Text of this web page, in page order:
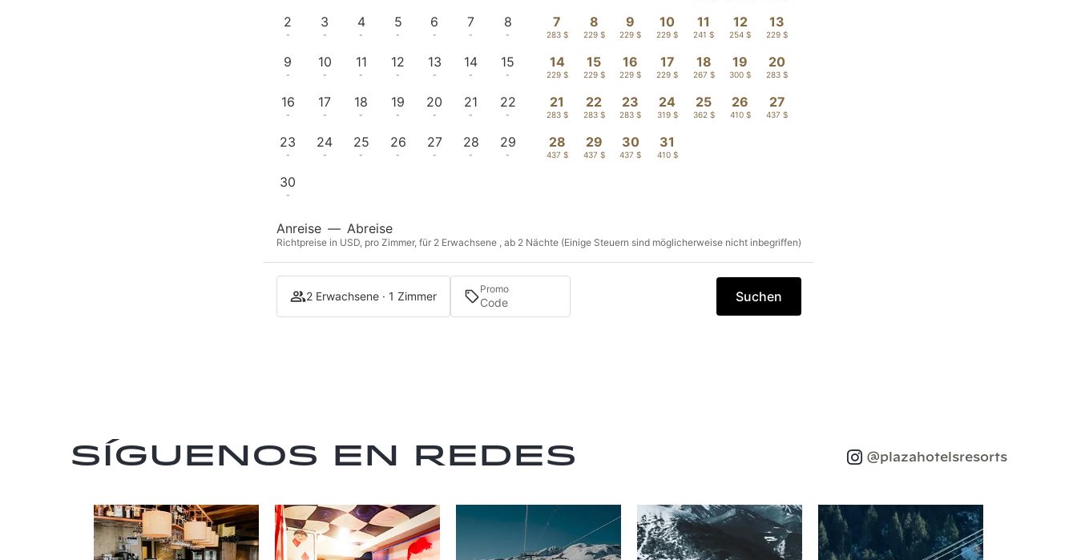
2
-
3
-
4
-
5
-
6
-
7
-
8
-
9
-
10
-
11
-
12
-
13
-
14
-
15
-
16
-
17
-
18
-
19
-
20
-
21
-
22
-
23
-
24
-
25
-
26
-
27
-
28
-
29
-
30
-
7
283 $
8
229 $
9
229 $
10
229 $
11
241 $
12
254 $
13
229 $
14
229 $
15
229 $
16
229 $
17
229 $
18
267 $
19
300 $
20
283 $
21
283 $
22
283 $
23
283 $
24
319 $
25
362 $
26
410 $
27
437 $
28
437 $
29
437 $
30
437 $
31
410 $
Anreise — Abreise
Richtpreise in USD, pro Zimmer, für 2 Erwachsene , ab 2 Nächte (Einige Steuern sind möglicherweise nicht inbegriffen)
2 Erwachsene · 1 Zimmer Promo Suchen
Síguenos en redes @plazahotelsresorts